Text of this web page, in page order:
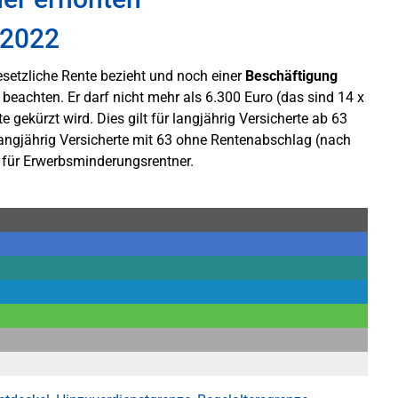
Rente bezieht und noch einer Beschäftigung
Er darf nicht mehr als 6.300 Euro (das sind 14 x
gekürzt wird. Dies gilt für langjährig Versicherte ab 63
Versicherte mit 63 ohne Rentenabschlag (nach
Erwerbsminderungsrentner.